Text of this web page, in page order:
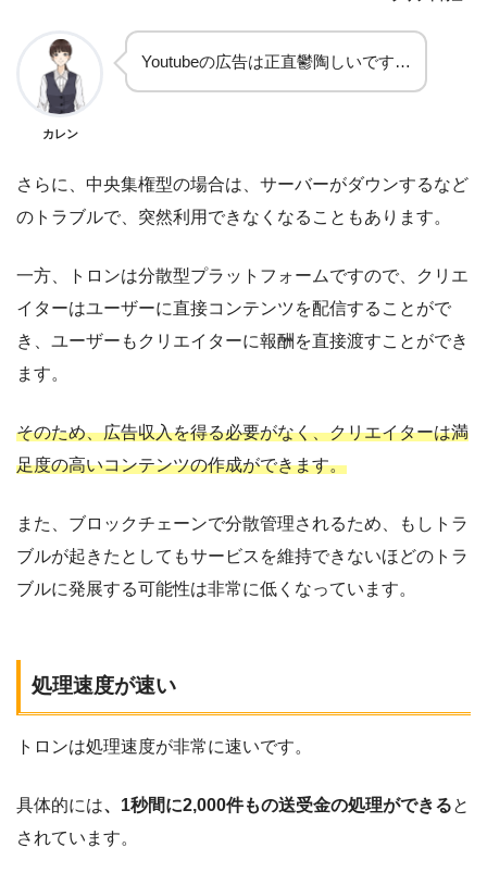
カレン
Youtubeの広告は正直鬱陶しいです…
さらに、中央集権型の場合は、サーバーがダウンするなど
のトラブルで、突然利用できなくなることもあります。
一方、トロンは分散型プラットフォームですので、クリエ
イターはユーザーに直接コンテンツを配信することがで
き、ユーザーもクリエイターに報酬を直接渡すことができ
ます。
そのため、広告収入を得る必要がなく、クリエイターは満
足度の高いコンテンツの作成ができます。
また、ブロックチェーンで分散管理されるため、もしトラ
ブルが起きたとしてもサービスを維持できないほどのトラ
ブルに発展する可能性は非常に低くなっています。
処理速度が速い
トロンは処理速度が非常に速いです。
具体的には、1秒間に2,000件もの送受金の処理ができると
されています。